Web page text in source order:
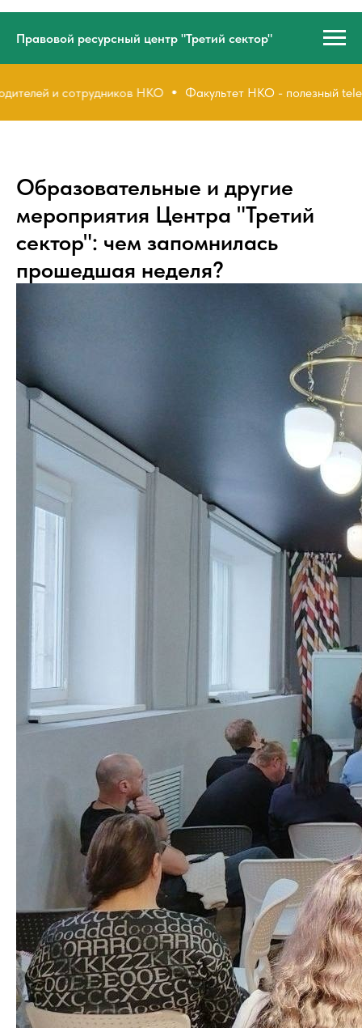
Правовой ресурсный центр "Третий сектор"
НКО Факультет НКО - полезный telegram-
Образовательные и другие
мероприятия Центра "Третий
сектор": чем запомнилась
прошедшая неделя?